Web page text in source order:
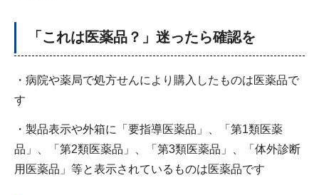
「これは医薬品？」迷ったら確認を
・病院や薬局で処方せんにより購入したものは医薬品で
す
・製品表示や外箱に「要指導医薬品」、「第1類医薬
品」、「第2類医薬品」、「第3類医薬品」、「体外診断
用医薬品」等と表示されているものは医薬品です